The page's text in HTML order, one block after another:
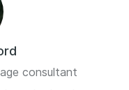
consultant